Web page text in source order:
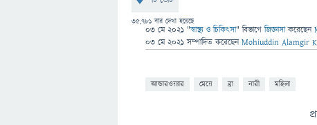
35,781 বার দেখা হয়েছে
03 মে 2021 "স্বাস্থ্য ও চিকিৎসা" বিভাগে জিজ্ঞাসাকরেছেন
03 মে 2021 সম্পাদিত করেছেনMohiuddin Alamgir
আন্ডারওয়্যার মেয়ে ব্রা নারী মহিলা